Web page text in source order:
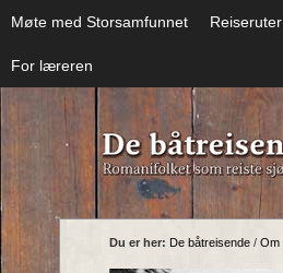
Møte med Storsamfunnet
For læreren
Du er her: De båtreisende/ Om